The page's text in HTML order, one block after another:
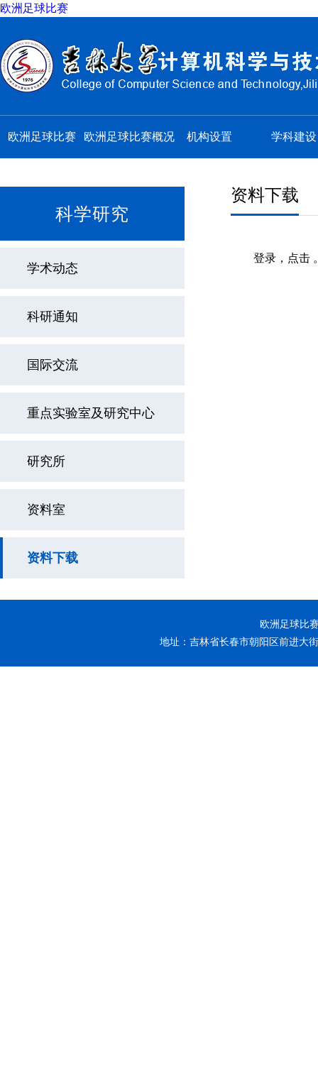
欧洲足球比赛
欧洲足球比赛 欧洲足球比赛概况 机构设置 学科建设
科学研究
学术动态
科研通知
国际交流
重点实验室及研究中心
研究所
资料室
资料下载
资料下载
登录，点击
欧洲足球比
地址：吉林省长春市朝阳区前进大